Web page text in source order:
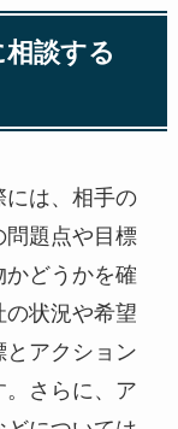
談する
には、相手の
問題点や目標
どうかを確
状況や希望
アクション
さらに、ア